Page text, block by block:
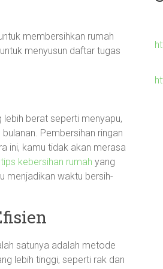
membersihkan rumah
menyusun daftar tugas
berat seperti menyapu,
Pembersihan ringan
ini, kamu tidak akan merasa
tips kebersihan rumah yang
menjadikan waktu bersih-
satunya adalah metode
lebih tinggi, seperti rak dan